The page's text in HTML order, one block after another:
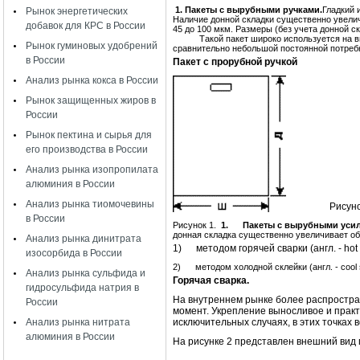
Рынок энергетических
добавок для КРС в России
Рынок гуминовых удобрений
в России
Анализ рынка кокса в России
Рынок защищенных жиров в
России
Рынок пектина и сырья для
его производства в России
Анализ рынка изопропилата
алюминия в России
Анализ рынка тиомочевины
в России
Анализ рынка динитрата
изосорбида в России
Анализ рынка сульфида и
гидросульфида натрия в
России
Анализ рынка нитрата
алюминия в России
1. Пакеты с вырубными ручками.Гладкий
Наличие донной складки существенно
45 до 100 мкм. Размеры (без учета донной
Такой пакет широко используется на
сравнительно небольшой постоянной
Пакет с прорубной ручкой
Рисунок 1. 1. Пакеты с вырубными
донная складка существенно увеличивает
1) методом горячей сварки (англ. - hot
2) методом холодной склейки (англ. -
Горячая сварка.
На внутреннем рынке более
момент. Укрепление выносливое и
исключительных случаях, в этих
На рисунке 2 представлен внешний